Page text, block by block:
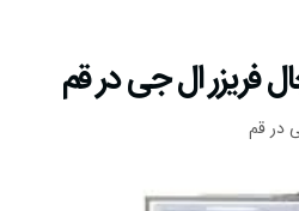
فریزر ال جی در قم
در قم